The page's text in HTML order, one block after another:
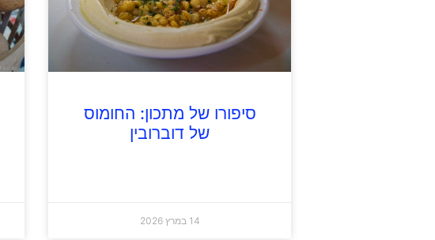
סיפורו של מתכון: החומוס
של דוברובין
14 במרץ 2026